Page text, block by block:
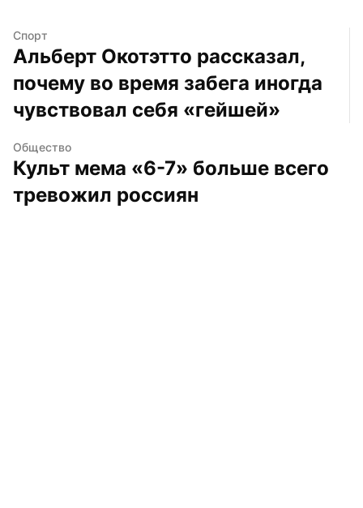
Спорт
Альберт Окотэтто рассказал,
почему во время забега иногда
чувствовал себя «гейшей»
Общество
Культ мема «6-7» больше всего
тревожил россиян